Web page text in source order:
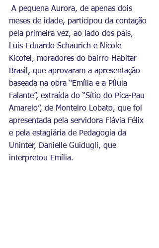
meses de idade, participou da contação
pela primeira vez, ao lado dos pais,
Luis Eduardo Schaurich e Nicole
Kicofel, moradores do bairro Habitar
Brasil, que aprovaram a apresentação
baseada na obra “Emília e a Pílula
Falante”, extraída do “Sítio do Pica-Pau
Amarelo”, de Monteiro Lobato, que foi
apresentada pela servidora Flávia Félix
e pela estagiária de Pedagogia da
Uninter, Danielle Guidugli, que
interpretou Emília.